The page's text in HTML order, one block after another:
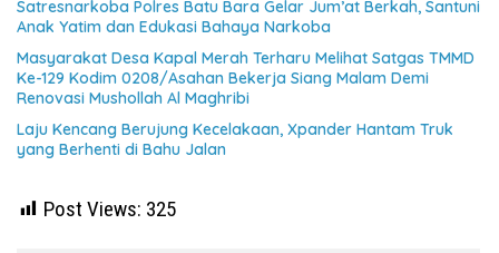
Satresnarkoba Polres Batu Bara Gelar Jum’at Berkah, Santuni
Anak Yatim dan Edukasi Bahaya Narkoba
Masyarakat Desa Kapal Merah Terharu Melihat Satgas TMMD
Ke-129 Kodim 0208/Asahan Bekerja Siang Malam Demi
Renovasi Mushollah Al Maghribi
Laju Kencang Berujung Kecelakaan, Xpander Hantam Truk
yang Berhenti di Bahu Jalan
Post Views: 325